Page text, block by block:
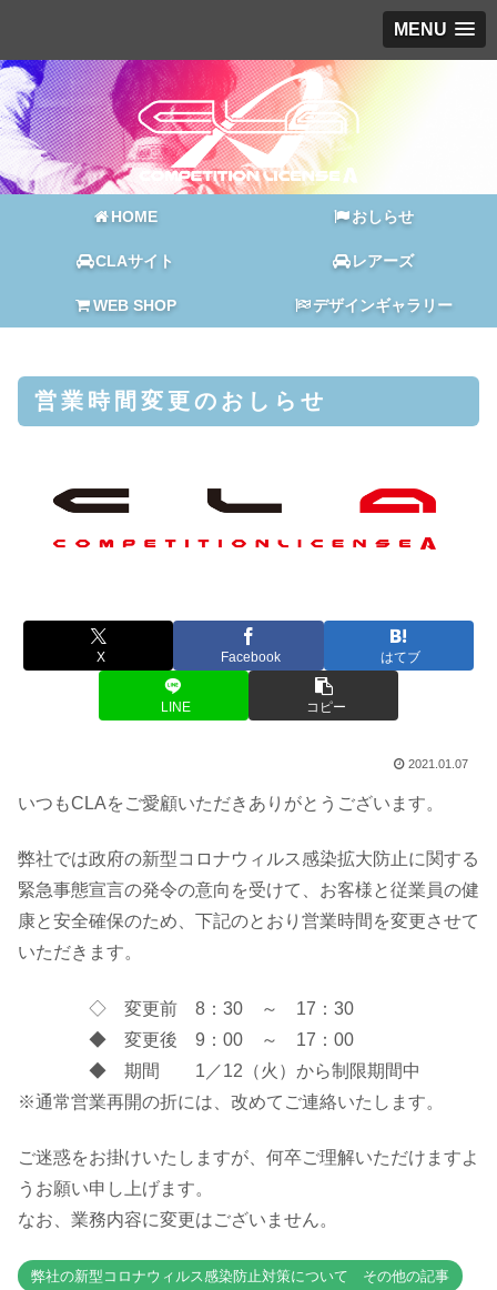
MENU
HOME おしらせ
CLAサイト レアーズ
WEB SHOP デザインギャラリー
営業時間変更のおしらせ
X Facebook はてブ
LINE コピー
2021.01.07
いつもCLAをご愛顧いただきありがとうございます。
弊社では政府の新型コロナウィルス感染拡大防止に関する
緊急事態宣言の発令の意向を受けて、お客様と従業員の健
康と安全確保のため、下記のとおり営業時間を変更させて
いただきます。
◇ 変更前 8：30 ～ 17：30
◆ 変更後 9：00 ～ 17：00
◆ 期間 1／12（火）から制限期間中
※通常営業再開の折には、改めてご連絡いたします。
ご迷惑をお掛けいたしますが、何卒ご理解いただけますよ
うお願い申し上げます。
なお、業務内容に変更はございません。
弊社の新型コロナウィルス感染防止対策について その他の記事